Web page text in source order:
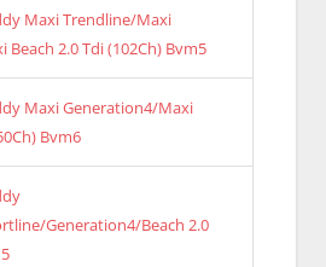
Maxi Trendline/Maxi
2.0 Tdi (102Ch) Bvm5
Maxi Generation4/Maxi
Bvm6
Generation4/Beach 2.0